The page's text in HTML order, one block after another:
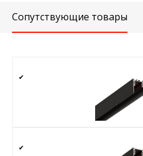
Сопутствующие товары
✔
✔